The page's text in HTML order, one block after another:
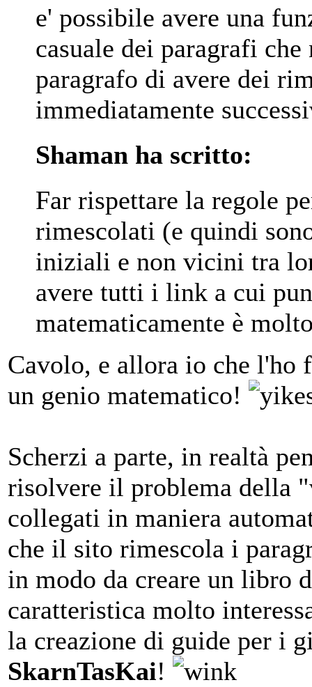
e' possibile avere una
casuale dei paragrafi
paragrafo di avere dei
immediatamente
Shaman ha scritto:
Far rispettare la regole
rimescolati (e quindi
iniziali e non vicini tra
avere tutti i link a cui
matematicamente è
Cavolo, e allora io che l'ho
un genio matematico!
Scherzi a parte, in realtà
risolvere il problema della
collegati in maniera
che il sito rimescola i
in modo da creare un libro
caratteristica molto
la creazione di guide per i
SkarnTasKai!